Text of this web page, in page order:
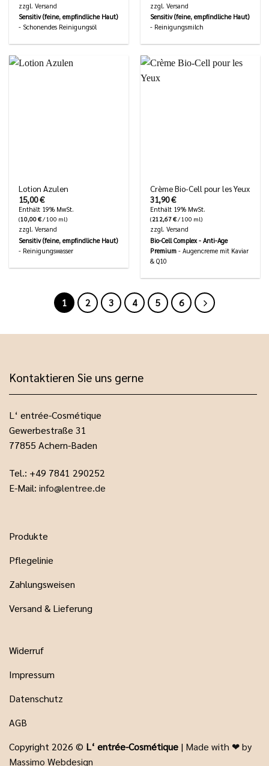
zzgl.Versand
Sensitiv (feine, empfindliche Haut)
- Schonendes Reinigungsöl
zzgl.Versand
Sensitiv (feine, empfindliche Haut)
- Reinigungsmilch
Lotion Azulen
15,00€
Enthält 19% MwSt.
(10,00€/ 100 ml)
zzgl.Versand
Sensitiv (feine, empfindliche Haut)
- Reinigungswasser
Crème Bio-Cell pour les Yeux
31,90€
Enthält 19% MwSt.
(212,67€/ 100 ml)
zzgl.Versand
Bio-Cell Complex - Anti-Age
Premium - Augencreme mit Kaviar
& Q10
1 2 3 4 5 6
Kontaktieren Sie uns gerne
L‘ entrée-Cosmétique
Gewerbestraße 31
77855 Achern-Baden
Tel.: +49 7841 290252
E-Mail: info@lentree.de
Produkte
Pflegelinie
Zahlungsweisen
Versand & Lieferung
Widerruf
Impressum
Datenschutz
AGB
Copyright 2026 © L‘ entrée-Cosmétique | Made with ❤ by
Massimo Webdesign